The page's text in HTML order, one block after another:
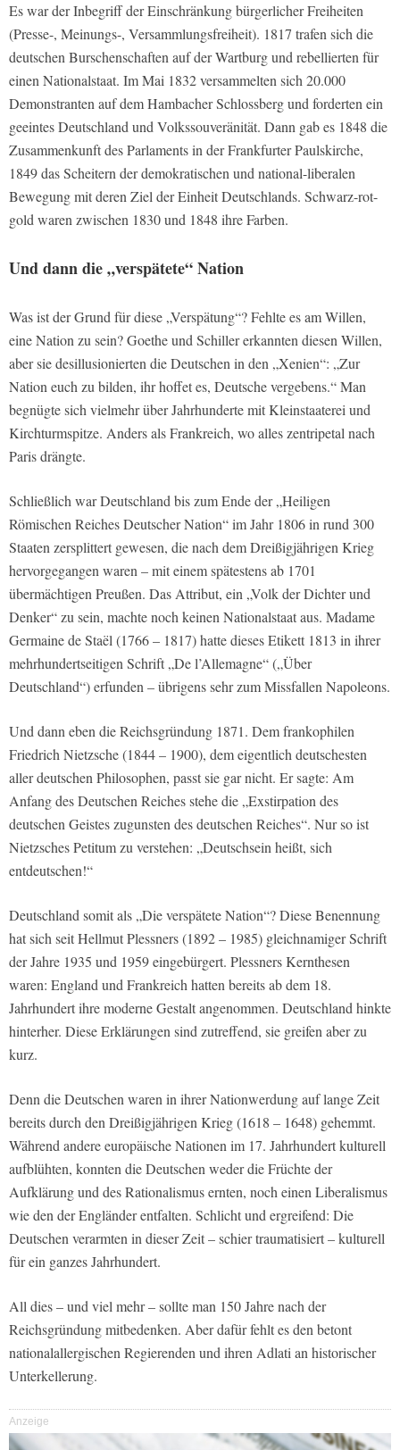
Es war der Inbegriff der Einschränkung bürgerlicher Freiheiten
(Presse-, Meinungs-, Versammlungsfreiheit). 1817 trafen sich die
deutschen Burschenschaften auf der Wartburg und rebellierten für
einen Nationalstaat. Im Mai 1832 versammelten sich 20.000
Demonstranten auf dem Hambacher Schlossberg und forderten ein
geeintes Deutschland und Volkssouveränität. Dann gab es 1848 die
Zusammenkunft des Parlaments in der Frankfurter Paulskirche,
1849 das Scheitern der demokratischen und national-liberalen
Bewegung mit deren Ziel der Einheit Deutschlands. Schwarz-rot-
gold waren zwischen 1830 und 1848 ihre Farben.
Und dann die „verspätete“ Nation
Was ist der Grund für diese „Verspätung“? Fehlte es am Willen,
eine Nation zu sein? Goethe und Schiller erkannten diesen Willen,
aber sie desillusionierten die Deutschen in den „Xenien“: „Zur
Nation euch zu bilden, ihr hoffet es, Deutsche vergebens.“ Man
begnügte sich vielmehr über Jahrhunderte mit Kleinstaaterei und
Kirchturmspitze. Anders als Frankreich, wo alles zentripetal nach
Paris drängte.
Schließlich war Deutschland bis zum Ende der „Heiligen
Römischen Reiches Deutscher Nation“ im Jahr 1806 in rund 300
Staaten zersplittert gewesen, die nach dem Dreißigjährigen Krieg
hervorgegangen waren – mit einem spätestens ab 1701
übermächtigen Preußen. Das Attribut, ein „Volk der Dichter und
Denker“ zu sein, machte noch keinen Nationalstaat aus. Madame
Germaine de Staël (1766 – 1817) hatte dieses Etikett 1813 in ihrer
mehrhundertseitigen Schrift „De l’Allemagne“ („Über
Deutschland“) erfunden – übrigens sehr zum Missfallen Napoleons.
Und dann eben die Reichsgründung 1871. Dem frankophilen
Friedrich Nietzsche (1844 – 1900), dem eigentlich deutschesten
aller deutschen Philosophen, passt sie gar nicht. Er sagte: Am
Anfang des Deutschen Reiches stehe die „Exstirpation des
deutschen Geistes zugunsten des deutschen Reiches“. Nur so ist
Nietzsches Petitum zu verstehen: „Deutschsein heißt, sich
entdeutschen!“
Deutschland somit als „Die verspätete Nation“? Diese Benennung
hat sich seit Hellmut Plessners (1892 – 1985) gleichnamiger Schrift
der Jahre 1935 und 1959 eingebürgert. Plessners Kernthesen
waren: England und Frankreich hatten bereits ab dem 18.
Jahrhundert ihre moderne Gestalt angenommen. Deutschland hinkte
hinterher. Diese Erklärungen sind zutreffend, sie greifen aber zu
kurz.
Denn die Deutschen waren in ihrer Nationwerdung auf lange Zeit
bereits durch den Dreißigjährigen Krieg (1618 – 1648) gehemmt.
Während andere europäische Nationen im 17. Jahrhundert kulturell
aufblühten, konnten die Deutschen weder die Früchte der
Aufklärung und des Rationalismus ernten, noch einen Liberalismus
wie den der Engländer entfalten. Schlicht und ergreifend: Die
Deutschen verarmten in dieser Zeit – schier traumatisiert – kulturell
für ein ganzes Jahrhundert.
All dies – und viel mehr – sollte man 150 Jahre nach der
Reichsgründung mitbedenken. Aber dafür fehlt es den betont
nationalallergischen Regierenden und ihren Adlati an historischer
Unterkellerung.
Anzeige